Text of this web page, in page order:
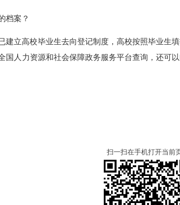
档案？
建立高校毕业生去向登记制度，高校按照毕业生
国人力资源和社会保障政务服务平台查询，还可
扫一扫在手机打开当前